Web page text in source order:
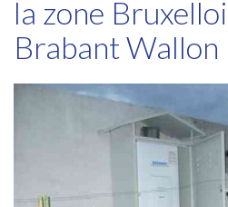
la zone
Brabant Wallon